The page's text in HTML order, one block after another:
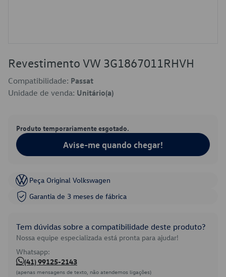
Revestimento VW 3G1867011RHVH
Compatibilidade: Passat
Unidade de venda: Unitário(a)
Produto temporariamente esgotado.
Avise-me quando chegar!
Peça Original Volkswagen
Garantia de 3 meses de fábrica
Tem dúvidas sobre a compatibilidade deste produto?
Nossa equipe especializada está pronta para ajudar!
Whatsapp:
(41) 99125-2143
(apenas mensagens de texto, não atendemos ligações)